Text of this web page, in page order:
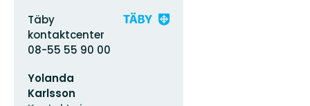
Adress
Täby
kontaktcenter
08-55 55 90 00
postadress
Yolanda
Karlsson
Organisationens